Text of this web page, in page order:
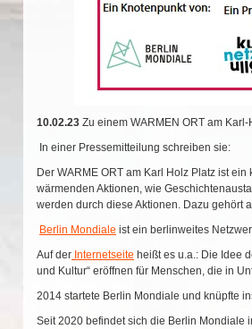
10.02.23 Zu einem WARMEN ORT am
In einer Pressemitteilung schreiben sie:
Der WARME ORT am Karl Holz Platz ist
wärmenden Aktionen, wie
werden durch diese Aktionen. Dazu gehört
Berlin Mondiale ist ein berlinweites
Auf der Internetseite heißt es u.a.: Die Idee
und Kultur“ eröffnen für Menschen, die in
2014 startete Berlin Mondiale und knüpfte
Seit 2020 befindet sich die Berlin Mondiale